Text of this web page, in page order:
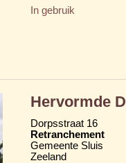
In gebruik
Hervormde
Dorpsstraat 16
Retranchement
Gemeente Sluis
Zeeland